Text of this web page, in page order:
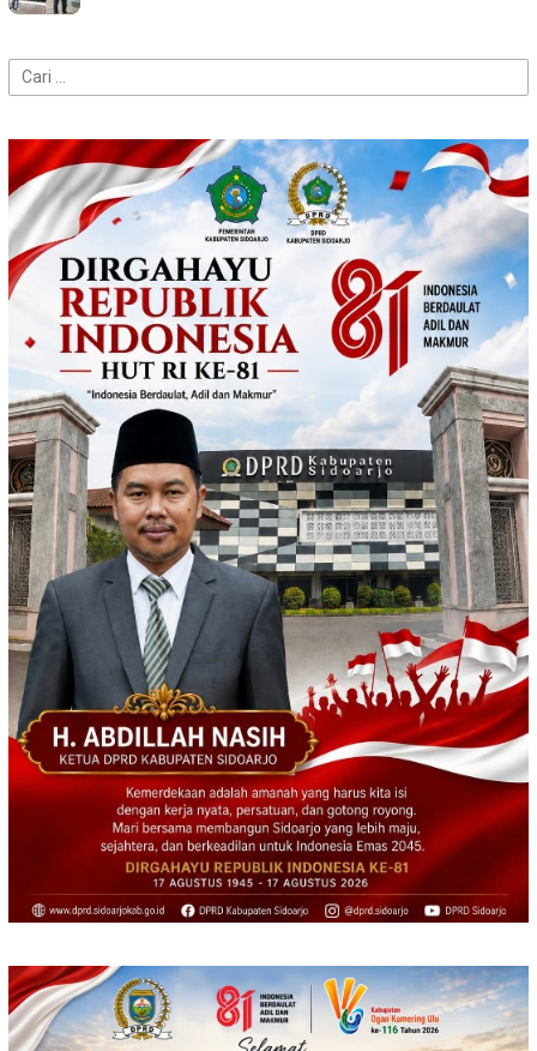
Cari
untuk: